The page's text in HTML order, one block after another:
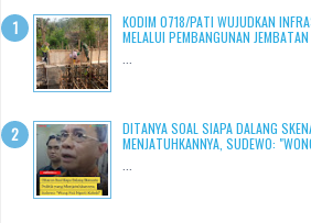
KODIM 0718/PATI WUJUDKAN
MELALUI PEMBANGUNAN
DITANYA SOAL SIAPA DALANG
MENJATUHKANNYA, SUDEWO: